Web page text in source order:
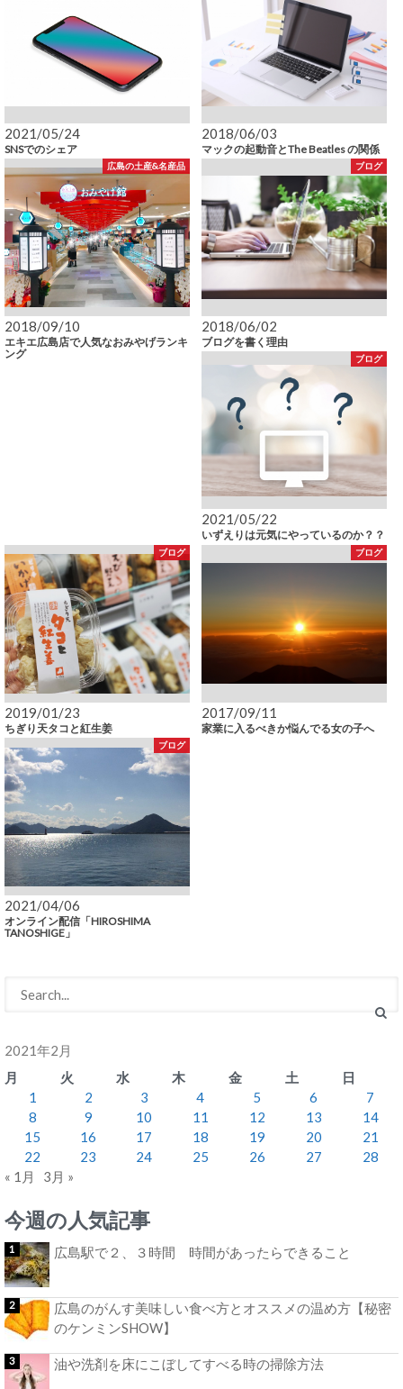
2021/05/24
SNSでのシェア
2018/06/03
マックの起動音とThe Beatles の関係
広島の土産&名産品
2018/09/10
エキエ広島店で人気なおみやげランキ
ング
ブログ
2018/06/02
ブログを書く理由
ブログ
2021/05/22
いずえりは元気にやっているのか？？
ブログ
2019/01/23
ちぎり天タコと紅生姜
ブログ
2017/09/11
家業に入るべきか悩んでる女の子へ
ブログ
2021/04/06
オンライン配信「HIROSHIMA
TANOSHIGE」
2021年2月
月
火 水 木 金 土
日
1
2 3 4 5 6
7
8
9 10 11 12 13
14
15
16 17 18 19 20
21
22
23 24 25 26 27
28
« 1月
3月 »
今週の人気記事
広島駅で２、３時間 時間があったらできること
広島のがんす美味しい食べ方とオススメの温め方【秘密
のケンミンSHOW】
油や洗剤を床にこぼしてすべる時の掃除方法